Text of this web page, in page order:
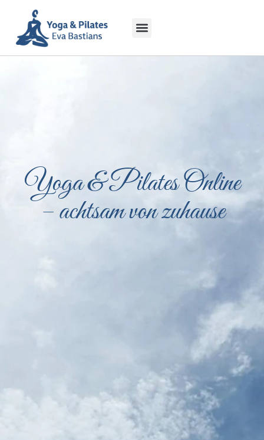
Yoga & Pilates Online
– achtsam von zuhause